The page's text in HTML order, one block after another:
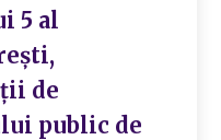
5 al
de
public de